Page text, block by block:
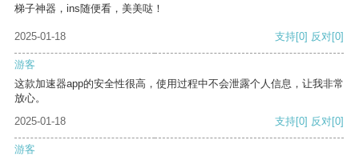
梯子神器，ins随便看，美美哒！
2025-01-18 支持[0] 反对[0]
游客
这款加速器app的安全性很高，使用过程中不会泄露个人信息，让我非常
放心。
2025-01-18
支持[0] 反对[0]
游客